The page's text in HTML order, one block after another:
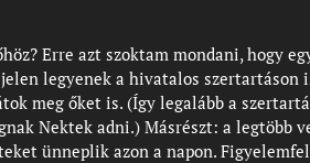
Erre azt szoktam mondani, hogy
legyenek a hivatalos szertartáson
meg őket is. (Így legalább a
Nektek adni.) Másrészt: a legtöbb
ünneplik azon a napon.